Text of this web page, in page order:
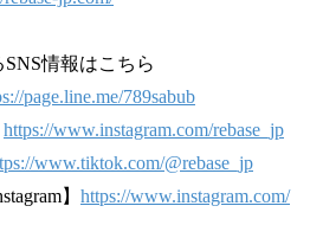
SNS情報はこちら
page.line.me/789sabub
https://www.instagram.com/rebase_jp
www.tiktok.com/@rebase_jp
】 https://www.instagram.com/